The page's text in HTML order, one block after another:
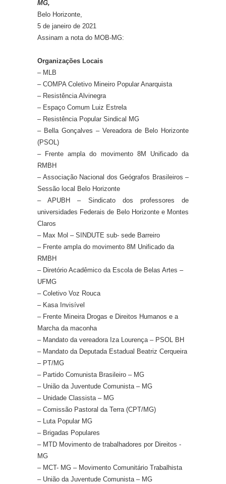
MG,
Belo Horizonte,
5 de janeiro de 2021
Assinam a nota do MOB-MG:
Organizações Locais
– MLB
– COMPA Coletivo Mineiro Popular Anarquista
– Resistência Alvinegra
– Espaço Comum Luiz Estrela
– Resistência Popular Sindical MG
– Bella Gonçalves – Vereadora de Belo Horizonte
(PSOL)
– Frente ampla do movimento 8M Unificado da
RMBH
– Associação Nacional dos Geógrafos Brasileiros –
Sessão local Belo Horizonte
– APUBH – Sindicato dos professores de
universidades Federais de Belo Horizonte e Montes
Claros
– Max Mol – SINDUTE sub- sede Barreiro
– Frente ampla do movimento 8M Unificado da
RMBH
– Diretório Acadêmico da Escola de Belas Artes –
UFMG
– Coletivo Voz Rouca
– Kasa Invisível
– Frente Mineira Drogas e Direitos Humanos e a
Marcha da maconha
– Mandato da vereadora Iza Lourença – PSOL BH
– Mandato da Deputada Estadual Beatriz Cerqueira
– PT/MG
– Partido Comunista Brasileiro – MG
– União da Juventude Comunista – MG
– Unidade Classista – MG
– Comissão Pastoral da Terra (CPT/MG)
– Luta Popular MG
– Brigadas Populares
– MTD Movimento de trabalhadores por Direitos -
MG
– MCT- MG – Movimento Comunitário Trabalhista
– União da Juventude Comunista – MG